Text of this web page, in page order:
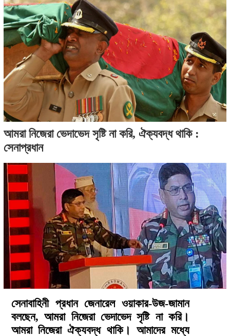
আমরা নিজেরা ভেদাভেদ সৃষ্টি না করি, ঐক্যবদ্ধ থাকি :
সেনাপ্রধান
সেনাবাহিনী প্রধান জেনারেল ওয়াকার-উজ-জামান
বলছেন, আমরা নিজেরা ভেদাভেদ সৃষ্টি না করি।
আমরা নিজেরা ঐক্যবদ্ধ থাকি। আমাদের মধ্যে